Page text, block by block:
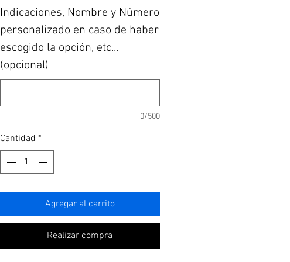
Indicaciones, Nombre y Número
personalizado en caso de haber
escogido la opción, etc...
(opcional)
0/500
Cantidad *
Agregar al carrito
Realizar compra